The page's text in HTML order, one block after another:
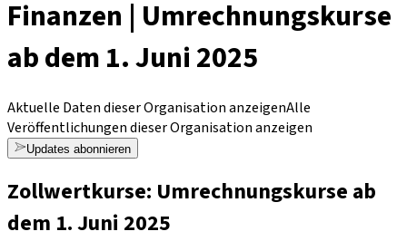
Finanzen | Umrechnungskurse
ab dem 1. Juni 2025
Aktuelle Daten dieser Organisation anzeigenAlle
Veröffentlichungen dieser Organisation anzeigen
Updates abonnieren
Zollwertkurse: Umrechnungskurse ab
dem 1. Juni 2025